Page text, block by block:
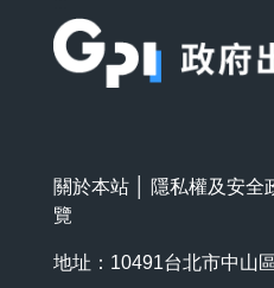
關於本站 隱私權及安全
覽
地址：10491台北市中山